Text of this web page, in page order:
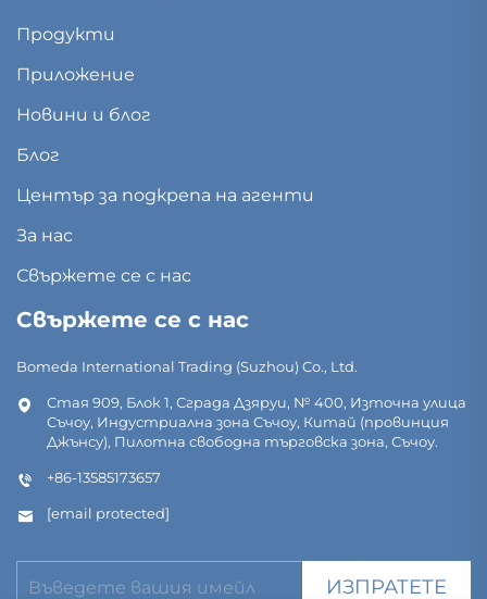
Продукти
Приложение
Новини и блог
Блог
Център за подкрепа на агенти
За нас
Свържете се с нас
Свържете се с нас
Bomeda International Trading (Suzhou) Co., Ltd.
Стая 909, Блок 1, Сграда Дзяруи, № 400, Източна улица
Съчоу, Индустриална зона Съчоу, Китай (провинция
Джънсу), Пилотна свободна търговска зона, Съчоу.
+86-13585173657
[email protected]
ИЗПРАТЕТЕ